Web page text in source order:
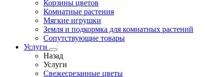
Корзины цветов
Комнатные растения
Мягкие игрушки
Земля и подкормка для комнатных растений
Сопутствующие товары
Услуги
Назад
Услуги
Свежесрезанные цветы